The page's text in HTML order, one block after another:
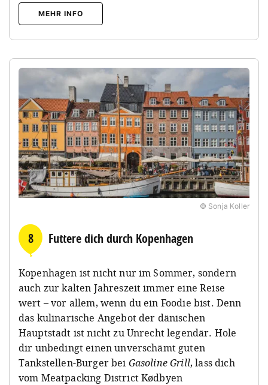
MEHR INFO
© Sonja Koller
8 Futtere dich durch Kopenhagen
Kopenhagen ist nicht nur im Sommer, sondern
auch zur kalten Jahreszeit immer eine Reise
wert – vor allem, wenn du ein Foodie bist. Denn
das kulinarische Angebot der dänischen
Hauptstadt ist nicht zu Unrecht legendär. Hole
dir unbedingt einen unverschämt guten
Tankstellen-Burger bei Gasoline Grill, lass dich
vom Meatpacking District Kødbyen